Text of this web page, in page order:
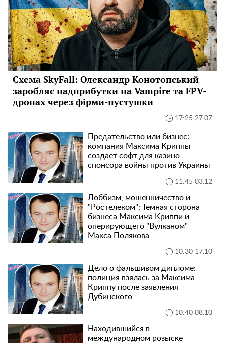
Схема SkyFall: Олександр Конотопський
заробляє надприбутки на Vampire та FPV-
дронах через фірми-пустушки
17:25 27.07
Предательство или бизнес:
компания Максима Криппы
создает софт для казино
спонсора войны против Украины
11:45 03.12
Лоббизм, мошенничество и
"Ростелеком": Темная сторона
бизнеса Максима Криппи и
оперирующего "Вулканом"
Макса Полякова
10:30 17.10
Дело о фальшивом дипломе:
полиция взялась за Максима
Криппу после заявления
Дубинского
10:40 08.10
Находившийся в
международном розыске